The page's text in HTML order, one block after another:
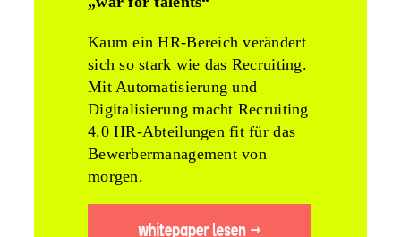
Kaum ein HR-Bereich verändert
sich so stark wie das Recruiting.
Mit Automatisierung und
Digitalisierung macht Recruiting
4.0 HR-Abteilungen fit für das
Bewerbermanagement von
morgen.